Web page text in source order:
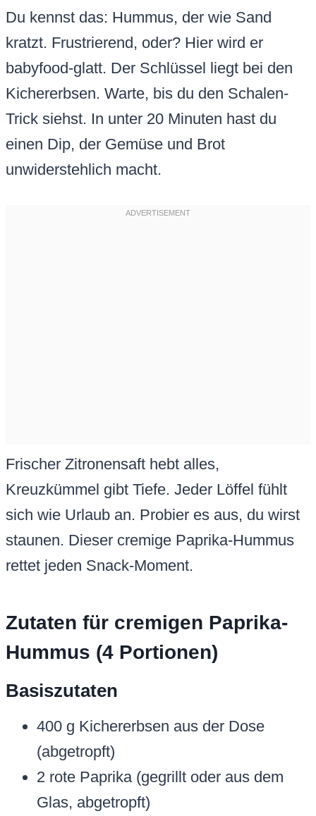
Du kennst das: Hummus, der wie Sand
kratzt. Frustrierend, oder? Hier wird er
babyfood-glatt. Der Schlüssel liegt bei den
Kichererbsen. Warte, bis du den Schalen-
Trick siehst. In unter 20 Minuten hast du
einen Dip, der Gemüse und Brot
unwiderstehlich macht.
Frischer Zitronensaft hebt alles,
Kreuzkümmel gibt Tiefe. Jeder Löffel fühlt
sich wie Urlaub an. Probier es aus, du wirst
staunen. Dieser cremige Paprika-Hummus
rettet jeden Snack-Moment.
Zutaten für cremigen Paprika-
Hummus (4 Portionen)
Basiszutaten
400 g Kichererbsen aus der Dose
(abgetropft)
2 rote Paprika (gegrillt oder aus dem
Glas, abgetropft)